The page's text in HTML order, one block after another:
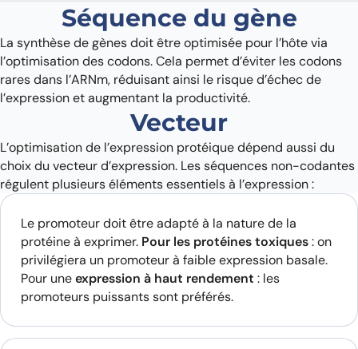
Séquence du gène
La synthèse de gènes doit être optimisée pour l’hôte via
l’optimisation des codons. Cela permet d’éviter les codons
rares dans l’ARNm, réduisant ainsi le risque d’échec de
l’expression et augmentant la productivité.
Vecteur
L’optimisation de l’expression protéique dépend aussi du
choix du vecteur d’expression. Les séquences non-codantes
régulent plusieurs éléments essentiels à l’expression :
Le promoteur doit être adapté à la nature de la
protéine à exprimer. Pour les protéines toxiques: on
privilégiera un promoteur à faible expression basale.
Pour uneexpression à haut rendement : les
promoteurs puissants sont préférés.